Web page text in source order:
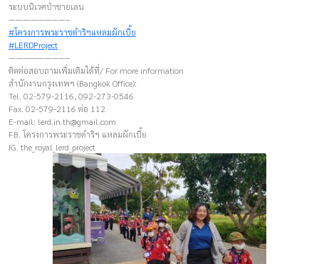
ระบบนิเวศป่าชายเลน
————————–
#โครงการพระราชดำริฯแหลมผักเบี้ย
#LERDProject
————————–
ติดต่อสอบถามเพิ่มเติมได้ที่/ For more information
สำนักงานกรุงเทพฯ (Bangkok Office):
Tel. 02-579-2116, 092-273-0546
Fax. 02-579-2116 ต่อ 112
E-mail: lerd.in.th@gmail.com
FB. โครงการพระราชดำริฯ แหลมผักเบี้ย
IG. the_royal_lerd_project